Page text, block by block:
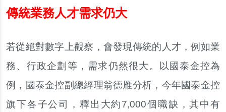
傳統業務人才需求仍大
若從絕對數字上觀察，會發現傳統的人才，例如業
務、行政企劃等，需求仍然很大。以國泰金控為
例，國泰金控副總經理翁德雁分析，今年國泰金控
旗下各子公司，釋出大約7,000個職缺，其中有